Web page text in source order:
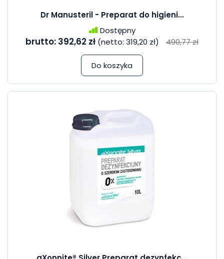
Dr Manusteril - Preparat do higieni...
Dostępny
brutto: 392,62 zł (netto: 319,20 zł) 490,77 zł
Do koszyka